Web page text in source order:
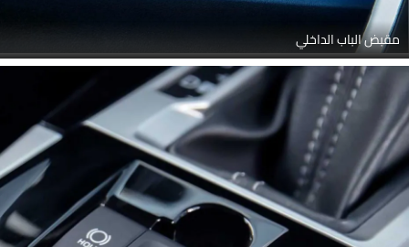
مقبض الباب الداخلي